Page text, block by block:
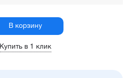
В корзину
Купить в 1 клик